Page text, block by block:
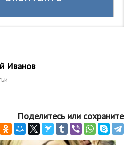
Иванов
Поделитесь или сохраните